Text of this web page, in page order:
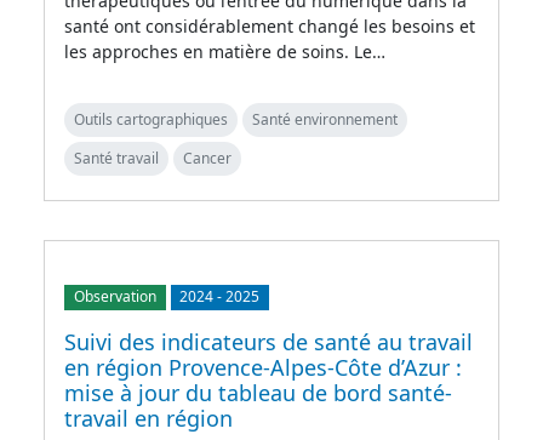
santé ont considérablement changé les besoins et
les approches en matière de soins. Le…
Outils cartographiques
Santé environnement
Santé travail
Cancer
Observation 2024-2025
Suivi des indicateurs de santé au travail
en région Provence-Alpes-Côte d’Azur :
mise à jour du tableau de bord santé-
travail en région